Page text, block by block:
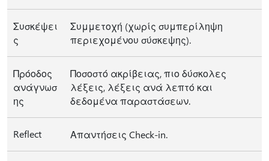
Συσκέψει
ς
Συμμετοχή (χωρίς συμπερίληψη
περιεχομένου σύσκεψης).
Πρόοδος
ανάγνωσ
ης
Ποσοστό ακρίβειας, πιο δύσκολες
λέξεις, λέξεις ανά λεπτό και
δεδομένα παραστάσεων.
Reflect Απαντήσεις Check-in.